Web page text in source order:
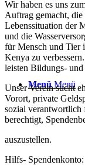
Menü Menü
Wir haben es uns
Auftrag gemacht, die
Lebenssituation der
und die
für Mensch und Tier
Kenya zu
leisten Bildungs-
Unser Verein sucht
Vorort, private
sozial verantwortlich
berechtigt,
auszustellen.
Hilfs- Spendenkonto: